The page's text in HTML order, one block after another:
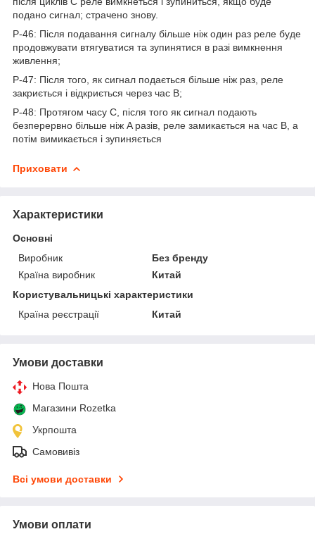
подано сигнал; страчено знову.
P-46: Після подавання сигналу більше ніж один раз реле буде
продовжувати втягуватися та зупинятися в разі вимкнення
живлення;
P-47: Після того, як сигнал подається більше ніж раз, реле
закриється і відкриється через час B;
P-48: Протягом часу C, після того як сигнал подають
безперервно більше ніж A разів, реле замикається на час B, а
потім вимикається і зупиняється
Приховати
Характеристики
Основні
Виробник
Без бренду
Країна виробник
Китай
Користувальницькі характеристики
Країна реєстрації
Китай
Умови доставки
Нова Пошта
Магазини Rozetka
Укрпошта
Самовивіз
Всі умови доставки
Умови оплати